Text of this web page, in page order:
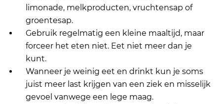
limonade, melkproducten, vruchtensap of
groentesap.
Gebruik regelmatig een kleine maaltijd, maar
forceer het eten niet. Eet niet meer dan je
kunt.
Wanneer je weinig eet en drinkt kun je soms
juist meer last krijgen van een ziek en misselijk
gevoel vanwege een lege maag.